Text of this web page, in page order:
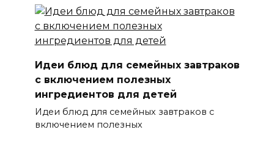
Идеи блюд для семейных завтраков
с включением полезных
ингредиентов для детей
Идеи блюд для семейных завтраков с
включением полезных